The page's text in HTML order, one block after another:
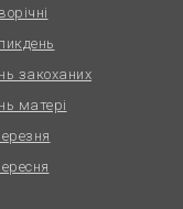
матері
закоханих